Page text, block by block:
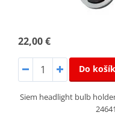
22,00 €
Do
Siem headlight bulb